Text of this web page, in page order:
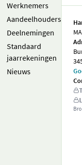
Werknemers
Aandeelhouders
Deelnemingen
Standaard
jaarrekeningen
Nieuws